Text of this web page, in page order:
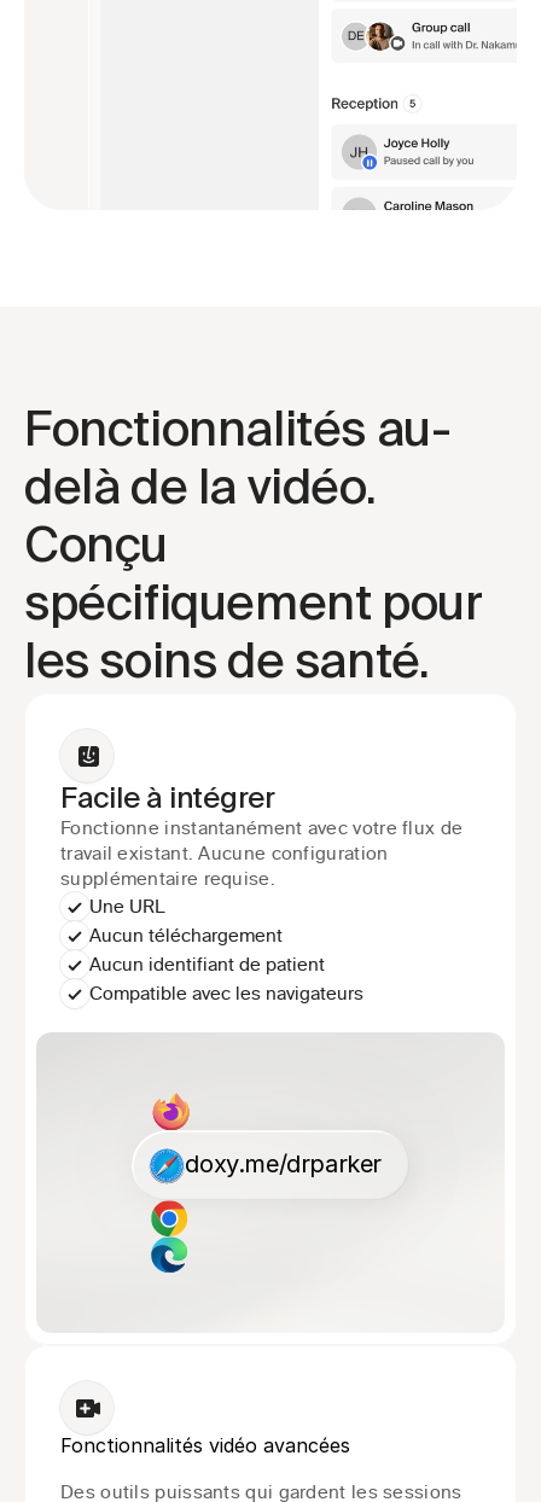
Fonctionnalités au-
delà de la vidéo.
Conçu
spécifiquement pour
les soins de santé.
Facile à intégrer
Fonctionne instantanément avec votre flux de
travail existant. Aucune configuration
supplémentaire requise.
Une URL
Aucun téléchargement
Aucun identifiant de patient
Compatible avec les navigateurs
doxy.me/drparker
Fonctionnalités vidéo avancées
Des outils puissants qui gardent les sessions